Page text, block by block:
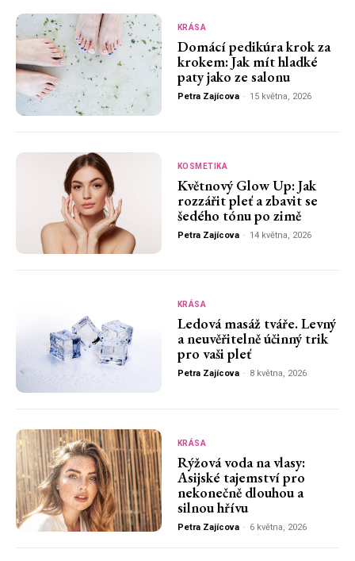
KRÁSA
Domácí pedikúra krok za
krokem: Jak mít hladké
paty jako ze salonu
Petra Zajícova - 15 května, 2026
KOSMETIKA
Květnový Glow Up: Jak
rozzářit pleť a zbavit se
šedého tónu po zimě
Petra Zajícova - 14 května, 2026
KRÁSA
Ledová masáž tváře. Levný
a neuvěřitelně účinný trik
pro vaši pleť
Petra Zajícova - 8 května, 2026
KRÁSA
Rýžová voda na vlasy:
Asijské tajemství pro
nekonečně dlouhou a
silnou hřívu
Petra Zajícova - 6 května, 2026